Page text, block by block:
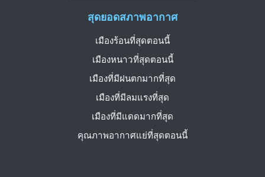
สุดยอดสภาพอากาศ
เมืองร้อนที่สุดตอนนี้
เมืองหนาวที่สุดตอนนี้
เมืองที่มีฝนตกมากที่สุด
เมืองที่มีลมแรงที่สุด
เมืองที่มีแดดมากที่สุด
คุณภาพอากาศแย่ที่สุดตอนนี้